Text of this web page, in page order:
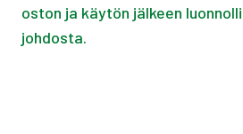
oston ja käytön jälkeen
johdosta.